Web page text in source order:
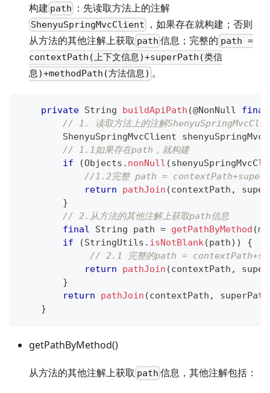
构建 path ：先读取方法上的注解
ShenyuSpringMvcClient
，如果存在就构建；否则
从方法的其他注解上获取 path 信息；完整的 path =
contextPath(上下文信息)+superPath(类信
息)+methodPath(方法信息) 。
private String buildApiPath (@NonNull
final
// 1. 读取方法上的注解
ShenyuSpringMvcClient
// 1.1如果存在path，就构建
if
(Objects . nonNull (
//1.2完整 path =
return
pathJoin (contextPath ,
}
// 2.从方法的其他注解上获取path信息
final
String path = getPathByMethod (
if
(StringUtils . isNotBlank (path) )
{
// 2.1 完整的path =
return
pathJoin (contextPath ,
}
return
pathJoin (contextPath , superPath
}
getPathByMethod()
从方法的其他注解上获取 path 信息，其他注解包括：